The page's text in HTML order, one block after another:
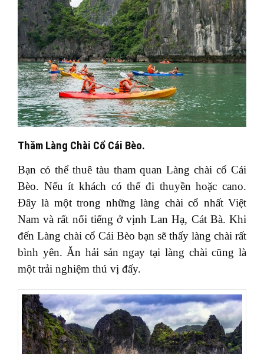
Thăm Làng Chài Cổ Cái Bèo.
Bạn có thể thuê tàu tham quan Làng chài cổ Cái
Bèo. Nếu ít khách có thể đi thuyền hoặc cano.
Đây là một trong những làng chài cổ nhất Việt
Nam và rất nổi tiếng ở vịnh Lan Hạ, Cát Bà. Khi
đến Làng chài cổ Cái Bèo bạn sẽ thấy làng chài rất
bình yên. Ăn hải sản ngay tại làng chài cũng là
một trải nghiệm thú vị đấy.